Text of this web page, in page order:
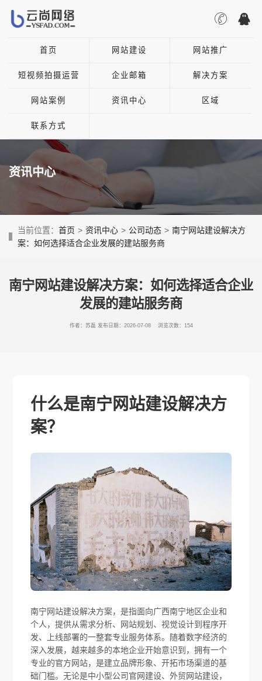
首页 网站建设 网站推广
短视频拍摄运营 企业邮箱 解决方案
网站案例 资讯中心 区域
联系方式
资讯中心
当前位置： 首页 > 资讯中心 > 公司动态 > 南宁网站建设解决方
案：如何选择适合企业发展的建站服务商
南宁网站建设解决方案：如何选择适合企业
发展的建站服务商
作者：苏磊 发布日期：2026-07-08 浏览次数：154
什么是南宁网站建设解决方
案？
南宁网站建设解决方案，是指面向广西南宁地区企业和
个人，提供从需求分析、网站规划、视觉设计到程序开
发、上线部署的一整套专业服务体系。随着数字经济的
深入发展，越来越多的本地企业开始意识到，拥有一个
专业的官方网站，是建立品牌形象、开拓市场渠道的基
础门槛。无论是中小型公司官网建设、外贸网站建设，